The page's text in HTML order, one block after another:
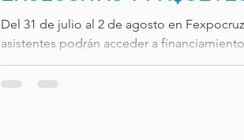
INTERNACIONALES A
PRECIOS RÉCORD
Del 31 de julio al 2 de agosto en
asistentes podrán acceder a
cuotas, paquetes completos por menos
700 y participar en el sorteo del "Viajero